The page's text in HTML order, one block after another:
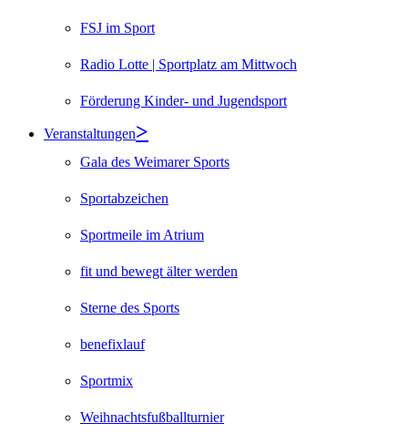
FSJ im Sport
Radio Lotte | Sportplatz am Mittwoch
Förderung Kinder- und Jugendsport
Veranstaltungen
Gala des Weimarer Sports
Sportabzeichen
Sportmeile im Atrium
fit und bewegt älter werden
Sterne des Sports
benefixlauf
Sportmix
Weihnachtsfußballturnier